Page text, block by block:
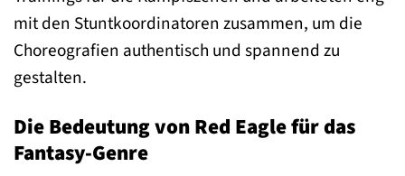
mit den Stuntkoordinatoren zusammen, um die
Choreografien authentisch und spannend zu
gestalten.
Die Bedeutung von Red Eagle für das
Fantasy-Genre